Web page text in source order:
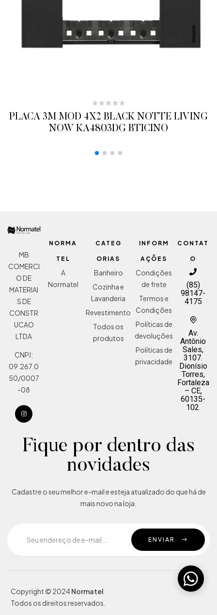
PLACA 3M MOD 4X2 BLACK NOTTE LIVING
NOW KA4803DG BTICINO
MB
COMERCI
O DE
MATERIAI
S DE
CONSTR
UCAO
LTDA
CNPJ:
09.267.0
50/0007
-08
NORMA
TEL
A
Normatel
CATEG
ORIAS
Banheiro
Cozinha e
Lavanderia
Revestimento
Todos os
produtos
INFORM
AÇÕES
Condições
de frete
Termos e
Condições
Políticas de
devoluções
Políticas de
privacidade
CONTAT
O
(85)
98147-
4175
Av.
Antônio
Sales,
3107.
Dionísio
Torres,
Fortaleza
– CE,
60135-
102.
Fique por dentro das
novidades
Cadastre o seu melhor e-mail e esteja atualizado do que há de
mais novo na loja.
ENVIAR
Copyright © 2024Normatel
Todos os direitos reservados.